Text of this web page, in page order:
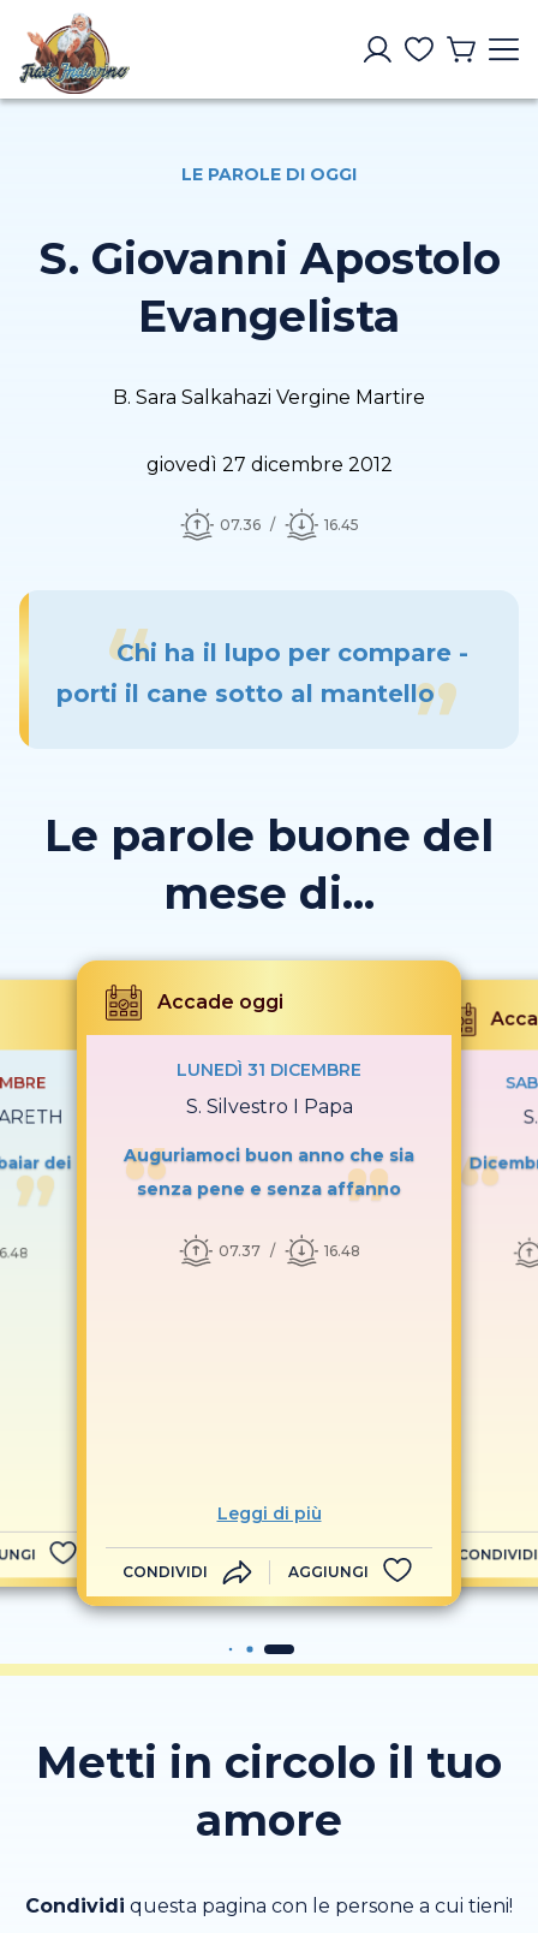
LE PAROLE DI OGGI
S. Giovanni Apostolo
Evangelista
B. Sara Salkahazi Vergine Martire
giovedì 27 dicembre 2012
07.36 16.45
Chi ha il lupo per compare -
porti il cane sotto al mantello
Le parole buone del
mese di...
dei
Accade oggi
LUNEDÌ 31 DICEMBRE
S. Silvestro I Papa
Auguriamoci buon anno che sia
senza pene e senza affanno
07.37 16.48
Leggi di più
CONDIVIDI AGGIUNGI
CONDIVIDI
Metti in circolo il tuo
amore
Condividi questa pagina con le persone a cui tieni!